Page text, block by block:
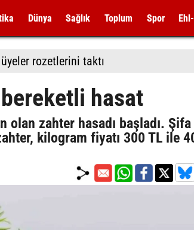
Dünya Sağlık Toplum Spor
rozetlerini taktı
hasat
zahter hasadı başladı. Şifa
kilogram fiyatı 300 TL ile